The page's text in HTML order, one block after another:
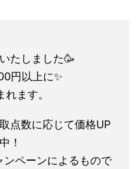
たしました🥳
円以上に✨
ます。
点数に応じて価格UP
！
ンペーンによるもので